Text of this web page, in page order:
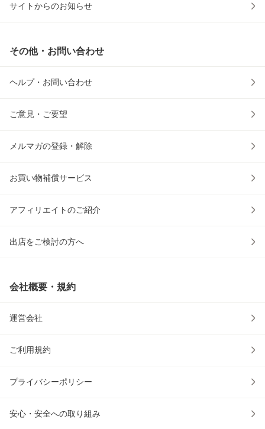
サイトからのお知らせ
その他・お問い合わせ
ヘルプ・お問い合わせ
ご意見・ご要望
メルマガの登録・解除
お買い物補償サービス
アフィリエイトのご紹介
出店をご検討の方へ
会社概要・規約
運営会社
ご利用規約
プライバシーポリシー
安心・安全への取り組み